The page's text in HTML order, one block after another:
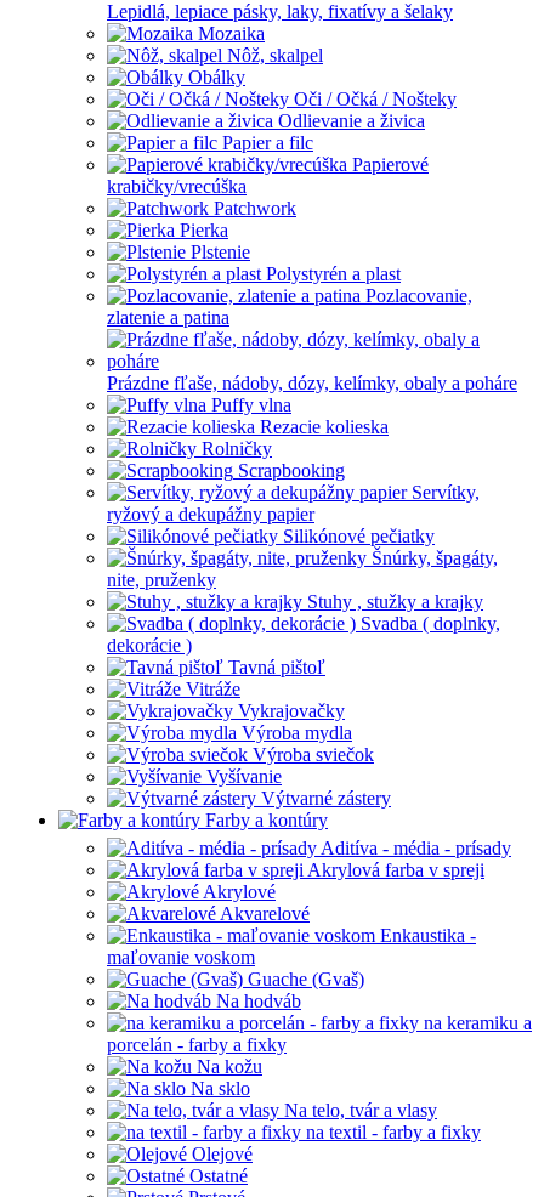
Lepidlá, lepiace pásky, laky, fixatívy a šelaky
Mozaika
Nôž, skalpel
Obálky
Oči / Očká / Nošteky
Odlievanie a živica
Papier a filc
Papierové
krabičky/vrecúška
Patchwork
Pierka
Plstenie
Polystyrén a plast
Pozlacovanie,
zlatenie a patina
Prázdne fľaše, nádoby, dózy, kelímky, obaly a poháre
Puffy vlna
Rezacie kolieska
Rolničky
Scrapbooking
Servítky,
ryžový a dekupážny papier
Silikónové pečiatky
Šnúrky, špagáty,
nite, pruženky
Stuhy , stužky a krajky
Svadba ( doplnky,
dekorácie )
Tavná pištoľ
Vitráže
Vykrajovačky
Výroba mydla
Výroba sviečok
Vyšívanie
Výtvarné zástery
Farby a kontúry
Aditíva - média - prísady
Akrylová farba v spreji
Akrylové
Akvarelové
Enkaustika -
maľovanie voskom
Guache (Gvaš)
Na hodváb
na keramiku a
porcelán - farby a fixky
Na kožu
Na sklo
Na telo, tvár a vlasy
na textil - farby a fixky
Olejové
Ostatné